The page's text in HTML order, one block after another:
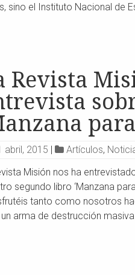
sino el Instituto Nacional de
Revista
abril, 2015 Artículos,
Misión nos ha
segundo libro ‘Manzana
tanto como nosotros
un arma de destrucción